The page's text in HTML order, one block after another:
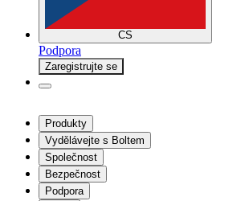
CS
Podpora
Zaregistrujte se
Produkty
Vydělávejte s Boltem
Společnost
Bezpečnost
Podpora